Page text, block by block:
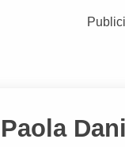
Paola